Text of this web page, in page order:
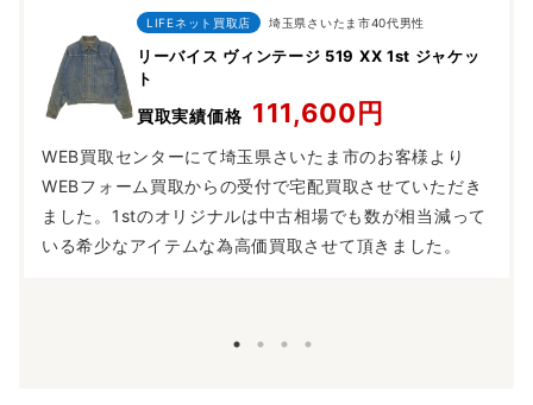
LIFEネット買取店 埼玉県さいたま市40代男性
リーバイス ヴィンテージ 519 XX 1st ジャケッ
ト
買取実績価格 111,600円
WEB買取センターにて埼玉県さいたま市のお客様より
WEBフォーム買取からの受付で宅配買取させていただき
ました。1stのオリジナルは中古相場でも数が相当減って
いる希少なアイテムな為高価買取させて頂きました。